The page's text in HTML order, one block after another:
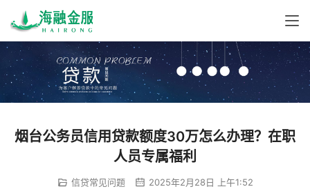
烟台公务员信用贷款额度30万怎么办理？在职
人员专属福利
信贷常见问题 2025年2月28日 上午1:52